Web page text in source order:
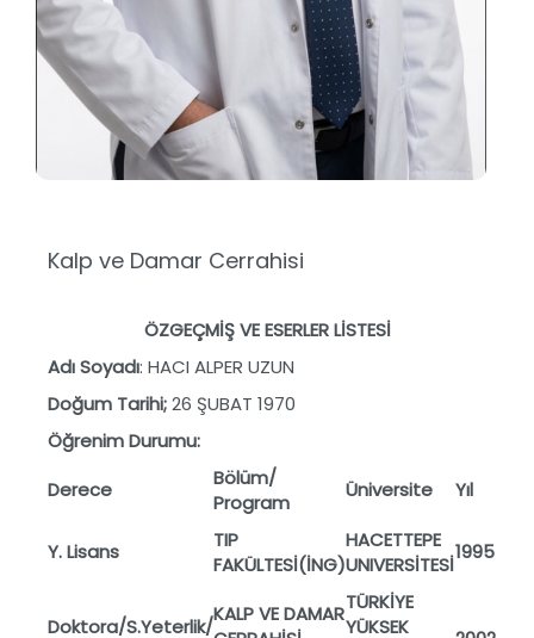
Kalp ve Damar Cerrahisi
ÖZGEÇMİŞVE ESERLER LİSTESİ
AdıSoyadı: HACI ALPER UZUN
Doğum Tarihi;26 ŞUBAT 1970
Öğrenim Durumu:
Derece
Bölüm/
Program
Üniversite Yıl
Y. Lisans
TIP
FAKÜLTESİ(İNG)
HACETTEPE
UNIVERSİTESİ
1995
Doktora/S.Yeterlik/
KALP VE DAMARTÜRKİYE
YÜKSEK